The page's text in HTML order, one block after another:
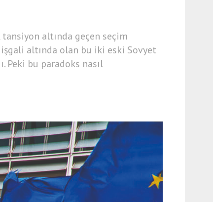
tansiyon altında geçen seçim
işgali altında olan bu iki eski Sovyet
Peki bu paradoks nasıl